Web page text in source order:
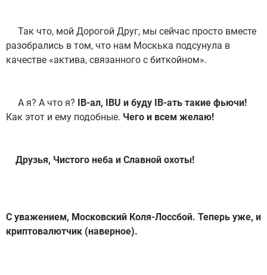
Так что, мой Дорогой Друг, мы сейчас просто вместе
разобрались в том, что нам Москька подсунула в
качестве «актива, связанного с биткойном».
А я? А что я?
IB-ал, IBU и буду IB-ать такие фьючи!
Как этот и ему подобные. Чего и всем желаю!
Друзья, Чистого неба и Славной охоты!
С уважением, Московский Коля-Лоссбой. Теперь уже, и
криптовалютчик (наверное).